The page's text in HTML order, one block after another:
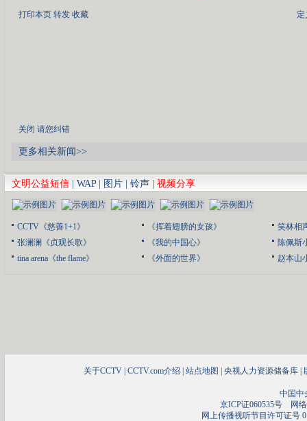
打印本页 转发 收藏
关闭 请您纠错
更多相关新闻>>
文明公益短信 WAP| 图片 铃声 视频分享
CCTV《慈善1+1》
张澜澜《贞观长歌》
tina arena《the flame》
《挥着翅膀的女孩》
《我的中国心》
《外面的世界》
笑林相
陈佩斯
赵本山
关于CCTV CCTV.com介绍 站点地图 央视人力资源储备库
中国中
京ICP证060535号网络
网上传播视听节目许可证号